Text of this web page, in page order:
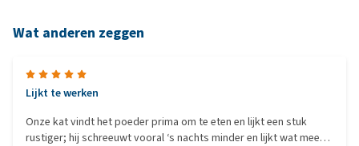
Wat anderen zeggen
Lijkt te werken
Onze kat vindt het poeder prima om te eten en lijkt een stuk
rustiger; hij schreeuwt vooral ‘s nachts minder en lijkt wat meer